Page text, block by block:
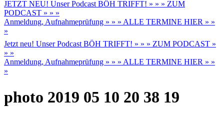
JETZT NEU! Unser Podcast BÖH TRIFFT! » » » ZUM
PODCAST » » »
Anmeldung, Aufnahmeprüfung » » » ALLE TERMINE HIER » »
»
Jetzt neu! Unser Podcast BÖH TRIFFT! » » » ZUM PODCAST »
» »
Anmeldung, Aufnahmeprüfung » » » ALLE TERMINE HIER » »
»
photo 2019 05 10 20 38 19